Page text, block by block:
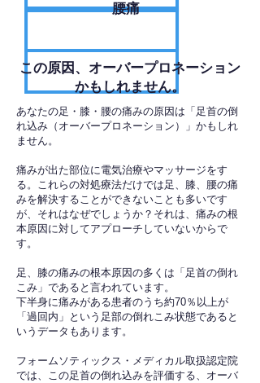
腰痛
​この原因、オーバープロネーション
かもしれません。
あなたの足・膝・腰の痛みの原因は「足首の倒
れ込み（オーバープロネーション）」かもしれ
ません。
痛みが出た部位に電気治療やマッサージをす
る。これらの対処療法だけでは足、膝、腰の痛
みを解決することができないことも多いです
が、それはなぜでしょうか？それは、痛みの根
本原因に対してアプローチしていないからで
す。
足、膝の痛みの根本原因の多くは「足首の倒れ
こみ」であると言われています。
下半身に痛みがある患者のうち約70％以上が
「過回内」という足部の倒れこみ状態であると
いうデータもあります。
フォームソティックス・メディカル取扱認定院
では、この足首の倒れ込みを評価する、オーバ